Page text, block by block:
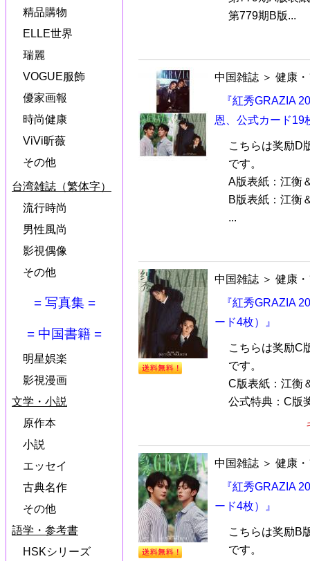
精品購物
ELLE世界
瑞麗
VOGUE服飾
優家画報
時尚健康
ViVi昕薇
その他
台湾雑誌（繁体字）
流行時尚
男性風尚
影視偶像
その他
= 写真集 =
= 中国書籍 =
明星娯楽
影視漫画
文学・小説
原作本
小説
エッセイ
古典名作
その他
語学・参考書
HSKシリーズ
第779期B版...
中国雑誌 ＞ 健康
『紅秀GRAZIA
恩、公式カード19
こちらは奖励D
です。
A版表紙：江衡
B版表紙：江衡
...
中国雑誌 ＞ 健康
『紅秀GRAZIA
ード4枚）』
こちらは奖励C
です。
C版表紙：江衡
公式特典：C版
中国雑誌 ＞ 健康
『紅秀GRAZIA
ード4枚）』
こちらは奖励B
です。